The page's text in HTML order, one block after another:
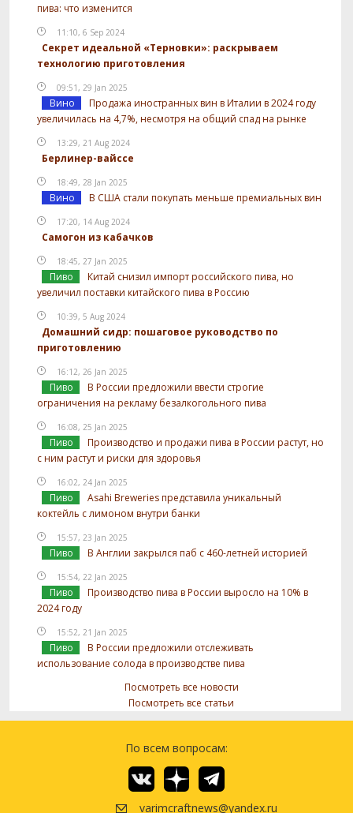
пива: что изменится
11:10, 6 Sep 2024
Секрет идеальной «Терновки»: раскрываем
технологию приготовления
09:51, 29 Jan 2025
Вино
Продажа иностранных вин в Италии в 2024 году
увеличилась на 4,7%, несмотря на общий спад на рынке
13:29, 21 Aug 2024
Берлинер-вайссе
18:49, 28 Jan 2025
Вино В США стали покупать меньше премиальных вин
17:20, 14 Aug 2024
Самогон из кабачков
18:45, 27 Jan 2025
Пиво
Китай снизил импорт российского пива, но
увеличил поставки китайского пива в Россию
10:39, 5 Aug 2024
Домашний сидр: пошаговое руководство по
приготовлению
16:12, 26 Jan 2025
Пиво
В России предложили ввести строгие
ограничения на рекламу безалкогольного пива
16:08, 25 Jan 2025
Пиво
Производство и продажи пива в России растут, но
с ним растут и риски для здоровья
16:02, 24 Jan 2025
Пиво
Asahi Breweries представила уникальный
коктейль с лимоном внутри банки
15:57, 23 Jan 2025
Пиво В Англии закрылся паб с 460-летней историей
15:54, 22 Jan 2025
Пиво
Производство пива в России выросло на 10% в
2024 году
15:52, 21 Jan 2025
Пиво
В России предложили отслеживать
использование солода в производстве пива
Посмотреть все новости
Посмотреть все статьи
По всем вопросам:
varimcraftnews@yandex.ru